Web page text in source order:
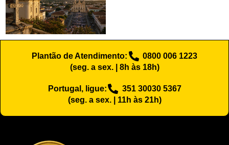
Plantão de Atendimento:
0800 006 1223
(seg. a sex. | 8h às 18h)
Portugal, ligue:
351 30030 5367
(seg. a sex. | 11h às 21h)